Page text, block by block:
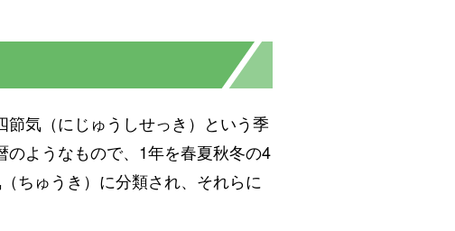
気（にじゅうしせっき）という季
ようなもので、1年を春夏秋冬の4
ちゅうき）に分類され、それらに